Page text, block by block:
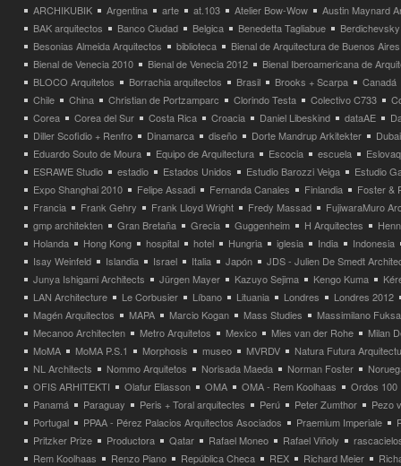
ARCHIKUBIK
Argentina arte at.103 Atelier Bow-Wow
Austin Maynard
BAK arquitectos
Banco Ciudad Belgica Benedetta Tagliabue
Besonias Almeida Arquitectos
biblioteca
Bienal de Arquitectura de Buenos Aires
Bienal de Venecia 2010
Bienal de Venecia 2012
Bienal Iberoamericana de
BLOCO Arquitetos
Borrachia arquitectos Brasil Brooks + Scarpa
Canadá
Chile
China Christian de Portzamparc Clorindo Testa Colectivo C733
Corea
Corea del Sur Costa Rica Croacia Daniel Libeskind dataAE
Diller Scofidio + Renfro
Dinamarca diseño Dorte Mandrup Arkitekter
Dubai
Eduardo Souto de Moura
Equipo de Arquitectura Escocia escuela
ESRAWE Studio
estadio Estados Unidos Estudio Barozzi Veiga
Estudio
Expo Shanghai 2010
Felipe Assadi Fernanda Canales Finlandia
Foster &
Francia
Frank Gehry Frank Lloyd Wright Fredy Massad
FujiwaraMuro
gmp architekten
Gran Bretaña Grecia Guggenheim H Arquitectes
Holanda
Hong Kong hospital hotel Hungria iglesia India
Indonesia
Isay Weinfeld
Islandia Israel Italia Japón
JDS - Julien De Smedt
Junya Ishigami Architects
Jürgen Mayer Kazuyo Sejima Kengo Kuma
LAN Architecture
Le Corbusier Líbano Lituania Londres
Londres 2012
Magén Arquitectos
MAPA Marcio Kogan Mass Studies
Massimilano
Mecanoo Architecten
Metro Arquitetos Mexico Mies van der Rohe
Milan
MoMA
MoMA P.S.1 Morphosis museo MVRDV
Natura Futura
NL Architects
Nommo Arquitetos Norisada Maeda Norman Foster
OFIS ARHITEKTI
Olafur Eliasson OMA OMA - Rem Koolhaas
Ordos 100
Panamá
Paraguay Peris + Toral arquitectes Perú Peter Zumthor
Pezo
Portugal
PPAA - Pérez Palacios Arquitectos Asociados Praemium Imperiale
Pritzker Prize
Productora Qatar Rafael Moneo Rafael Viñoly
Rem Koolhaas
Renzo Piano República Checa REX Richard Meier